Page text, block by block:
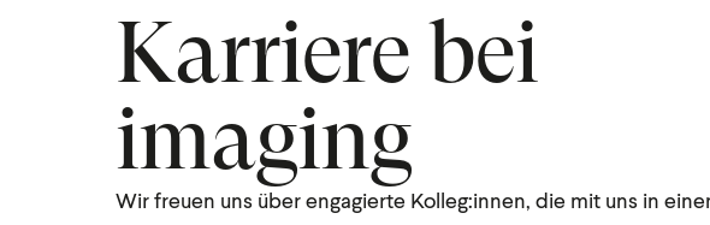
Karriere bei
imaging
Wir freuen uns über engagierte Kolleg:innen, die mit uns in